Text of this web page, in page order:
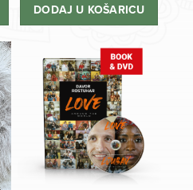
DODAJ U KOŠARICU